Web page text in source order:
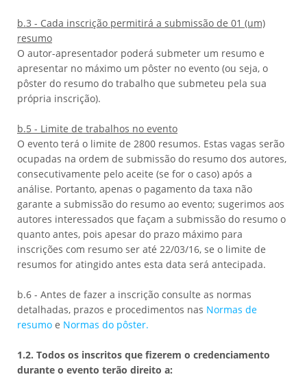
b.3 - Cada inscrição permitirá a submissão de 01 (um)
resumo
O autor-apresentador poderá submeter um resumo e
apresentar no máximo um pôster no evento (ou seja, o
pôster do resumo do trabalho que submeteu pela sua
própria inscrição).
b.5 - Limite de trabalhos no evento
O evento terá o limite de 2800 resumos. Estas vagas serão
ocupadas na ordem de submissão do resumo dos autores,
consecutivamente pelo aceite (se for o caso) após a
análise. Portanto, apenas o pagamento da taxa não
garante a submissão do resumo ao evento; sugerimos aos
autores interessados que façam a submissão do resumo o
quanto antes, pois apesar do prazo máximo para
inscrições com resumo ser até 22/03/16, se o limite de
resumos for atingido antes esta data será antecipada.
b.6 - Antes de fazer a inscrição consulte as normas
detalhadas, prazos e procedimentos nas Normas de
resumo e Normas do pôster.
1.2. Todos os inscritos que fizerem o credenciamento
durante o evento terão direito a: